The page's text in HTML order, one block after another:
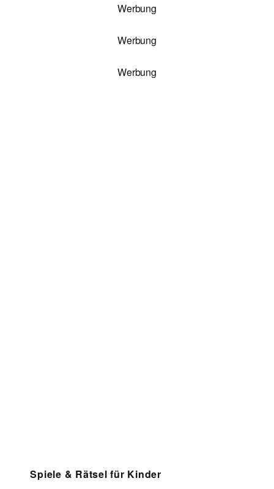
Werbung
Werbung
Werbung
Spiele & Rätsel für Kinder